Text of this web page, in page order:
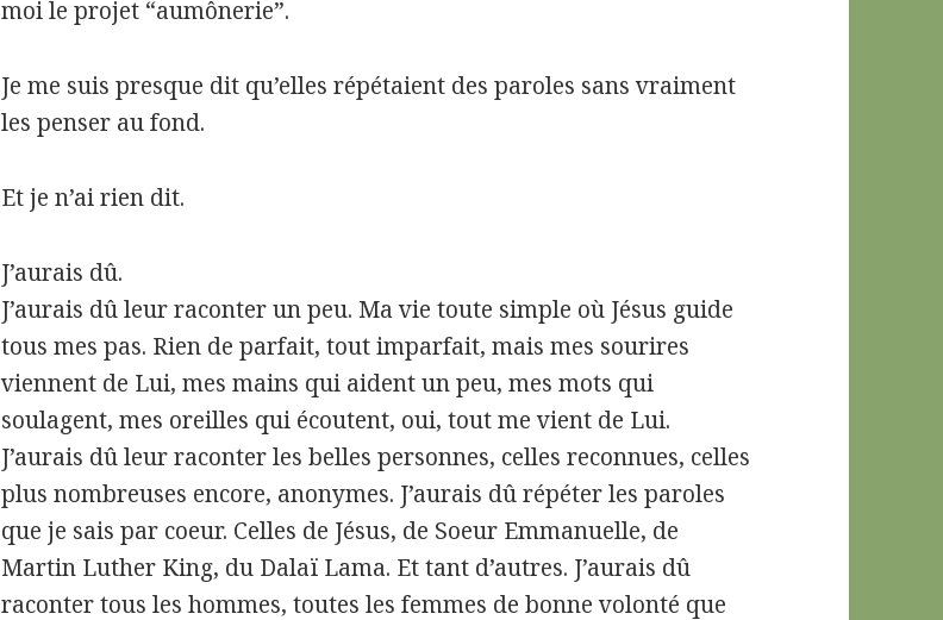
moi le projet “aumônerie”.
Je me suis presque dit qu’elles répétaient des paroles sans vraiment
les penser au fond.
Et je n’ai rien dit.
J’aurais dû.
J’aurais dû leur raconter un peu. Ma vie toute simple où Jésus guide
tous mes pas. Rien de parfait, tout imparfait, mais mes sourires
viennent de Lui, mes mains qui aident un peu, mes mots qui
soulagent, mes oreilles qui écoutent, oui, tout me vient de Lui.
J’aurais dû leur raconter les belles personnes, celles reconnues, celles
plus nombreuses encore, anonymes. J’aurais dû répéter les paroles
que je sais par coeur. Celles de Jésus, de Soeur Emmanuelle, de
Martin Luther King, du Dalaï Lama. Et tant d’autres. J’aurais dû
raconter tous les hommes, toutes les femmes de bonne volonté que